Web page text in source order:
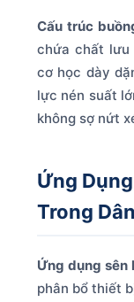
Cấu trúc
chứa chất lưu
cơ học dày
lực nén suất
không sợ nứt
Ứng
Trong
Ứng dụng sên
phân bổ thiết